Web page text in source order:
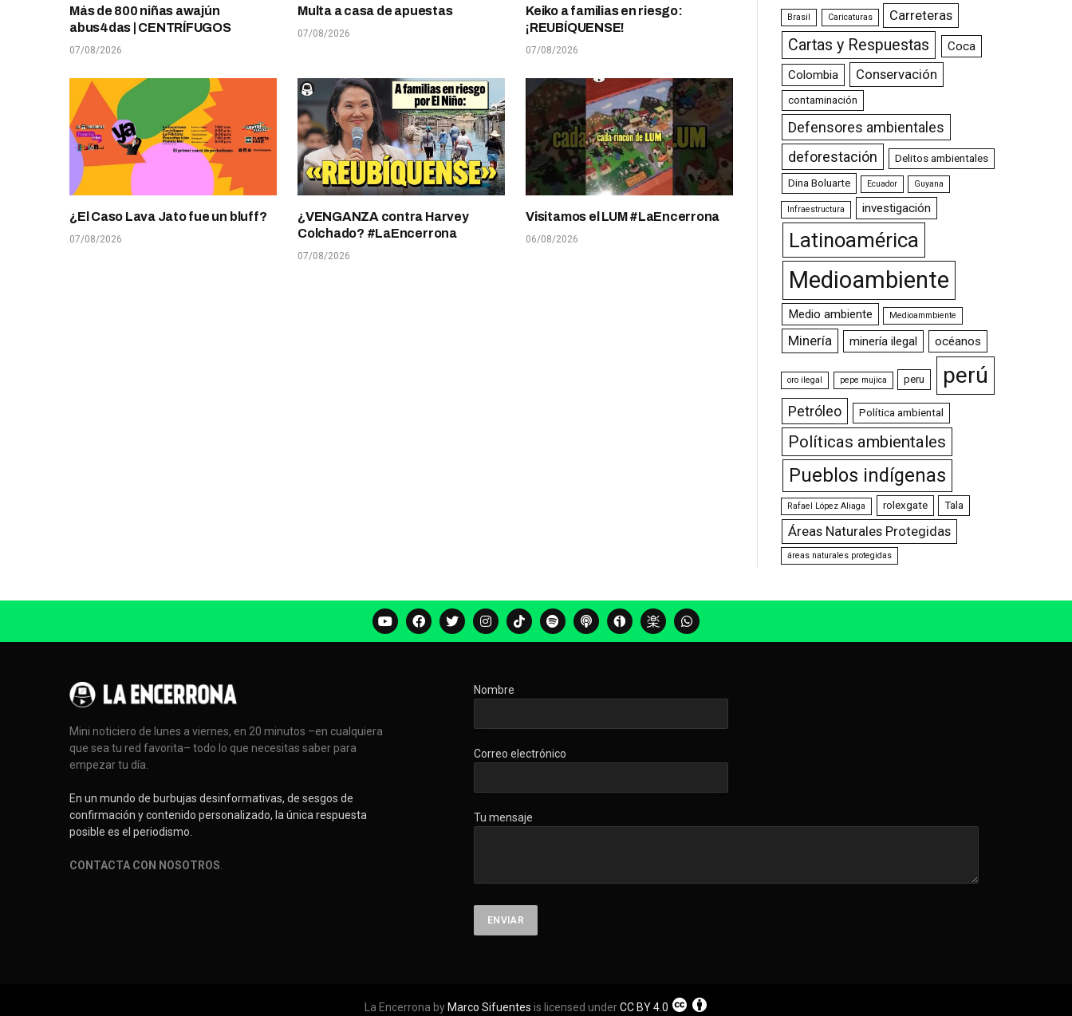
Más de 800 niñas awajún
abus4das | CENTRÍFUGOS
07/08/2026
Multa a casa de apuestas
07/08/2026
Keiko a familias en riesgo:
¡REUBÍQUENSE!
07/08/2026
¿El Caso Lava Jato fue un bluff?
07/08/2026
¿VENGANZA contra Harvey
Colchado? #LaEncerrona
07/08/2026
Visitamos el LUM #LaEncerrona
06/08/2026
Brasil Caricaturas Carreteras
Cartas y Respuestas
Coca
Colombia
Conservación
contaminación
Defensores ambientales
deforestación
Delitos ambientales
Dina Boluarte Ecuador Guyana
Infraestructura investigación
Latinoamérica
Medioambiente
Medio ambiente Medioammbiente
Minería minería ilegal océanos
oro ilegal pepe mujica peru perú
Petróleo Política ambiental
Políticas ambientales
Pueblos indígenas
Rafael López Aliaga rolexgate Tala
Áreas Naturales Protegidas
áreas naturales protegidas
Mini noticiero de lunes a viernes, en 20 minutos –en cualquiera
que sea tu red favorita– todo lo que necesitas saber para
empezar tu día.
En un mundo de burbujas desinformativas, de sesgos de
confirmación y contenido personalizado, la única respuesta
posible es el periodismo.
CONTACTA CON NOSOTROS
Nombre
Correo electrónico
Tu mensaje
La Encerrona by Marco Sifuentes is licensed underCC BY 4.0